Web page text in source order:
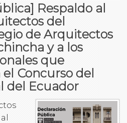
Respaldo al
del
de Arquitectos
y a los
que
Concurso del
del Ecuador